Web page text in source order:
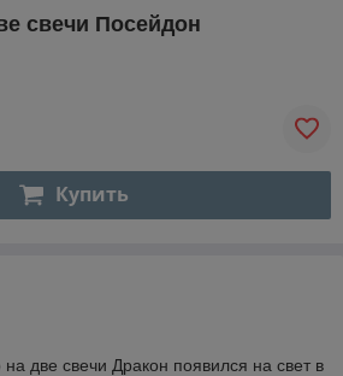
свечи Посейдон
Купить
на две свечи Дракон появился на свет в